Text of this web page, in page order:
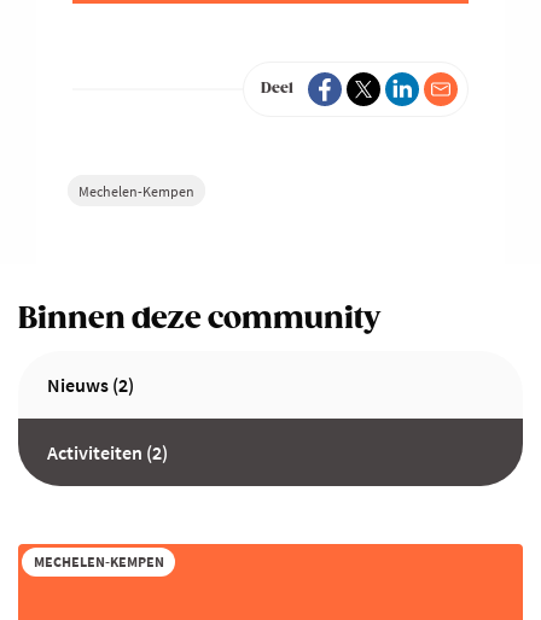
Deel
Mechelen-Kempen
Binnen deze community
Nieuws (2)
Activiteiten (2)
MECHELEN-KEMPEN